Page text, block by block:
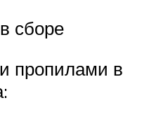
сборе
пропилами в